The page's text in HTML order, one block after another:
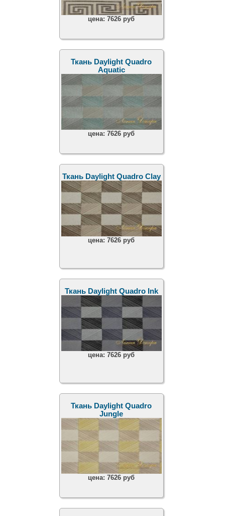
цена:7626 руб
Ткань Daylight Quadro
Aquatic
цена:7626 руб
Ткань Daylight Quadro Clay
цена:7626 руб
Ткань Daylight Quadro Ink
цена:7626 руб
Ткань Daylight Quadro
Jungle
цена:7626 руб